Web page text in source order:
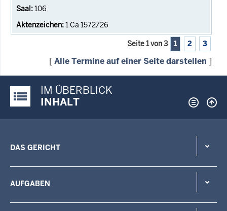
106
1 Ca 1572/26
Seite 1 von 3 1 2 3
[Alle Termine auf einer Seite darstellen ]
Justiz-Portal im Überblick:
IM ÜBERBLICK
INHALT
DAS GERICHT
AUFGABEN